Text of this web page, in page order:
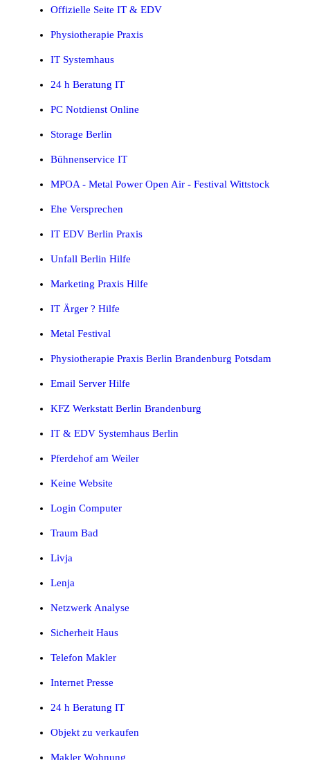
Offizielle Seite IT & EDV
Physiotherapie Praxis
IT Systemhaus
24 h Beratung IT
PC Notdienst Online
Storage Berlin
Bühnenservice IT
MPOA - Metal Power Open Air - Festival Wittstock
Ehe Versprechen
IT EDV Berlin Praxis
Unfall Berlin Hilfe
Marketing Praxis Hilfe
IT Ärger ? Hilfe
Metal Festival
Physiotherapie Praxis Berlin Brandenburg Potsdam
Email Server Hilfe
KFZ Werkstatt Berlin Brandenburg
IT & EDV Systemhaus Berlin
Pferdehof am Weiler
Keine Website
Login Computer
Traum Bad
Livja
Lenja
Netzwerk Analyse
Sicherheit Haus
Telefon Makler
Internet Presse
24 h Beratung IT
Objekt zu verkaufen
Makler Wohnung